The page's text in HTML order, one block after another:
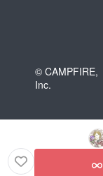
© CAMPFIRE,
Inc.